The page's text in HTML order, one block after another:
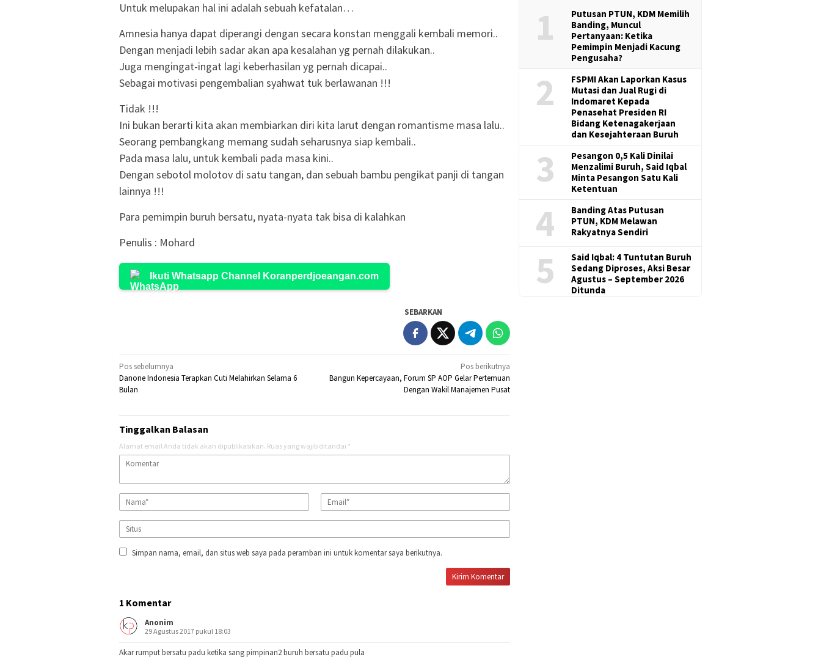
Untuk melupakan hal ini adalah sebuah kefatalan…
Amnesia hanya dapat diperangi dengan secara konstan menggali kembali memori..
Dengan menjadi lebih sadar akan apa kesalahan yg pernah dilakukan..
Juga mengingat-ingat lagi keberhasilan yg pernah dicapai..
Sebagai motivasi pengembalian syahwat tuk berlawanan !!!
Tidak !!!
Ini bukan berarti kita akan membiarkan diri kita larut dengan romantisme masa lalu..
Seorang pembangkang memang sudah seharusnya siap kembali..
Pada masa lalu, untuk kembali pada masa kini..
Dengan sebotol molotov di satu tangan, dan sebuah bambu pengikat panji di tangan
lainnya !!!
Para pemimpin buruh bersatu, nyata-nyata tak bisa di kalahkan
Penulis : Mohard
Ikuti Whatsapp Channel Koranperdjoeangan.com
SEBARKAN
Navigasi
pos
Pos sebelumnya
Danone Indonesia Terapkan Cuti Melahirkan Selama 6
Bulan
Pos berikutnya
Bangun Kepercayaan, Forum SP AOP Gelar Pertemuan
Dengan Wakil Manajemen Pusat
Tinggalkan Balasan
Alamat email Anda tidak akan dipublikasikan. Ruas yang wajib ditandai *
Simpan nama, email, dan situs web saya pada peramban ini untuk komentar saya berikutnya.
1 Komentar
Anonim
29 Agustus 2017 pukul 18:03
Akar rumput bersatu padu ketika sang pimpinan2 buruh bersatu padu pula
1
Putusan PTUN, KDM Memilih
Banding, Muncul
Pertanyaan: Ketika
Pemimpin Menjadi Kacung
Pengusaha?
2
FSPMI Akan Laporkan Kasus
Mutasi dan Jual Rugi di
Indomaret Kepada
Penasehat Presiden RI
Bidang Ketenagakerjaan
dan Kesejahteraan Buruh
3
Pesangon 0,5 Kali Dinilai
Menzalimi Buruh, Said Iqbal
Minta Pesangon Satu Kali
Ketentuan
4
Banding Atas Putusan
PTUN, KDM Melawan
Rakyatnya Sendiri
5
Said Iqbal: 4 Tuntutan Buruh
Sedang Diproses, Aksi Besar
Agustus – September 2026
Ditunda